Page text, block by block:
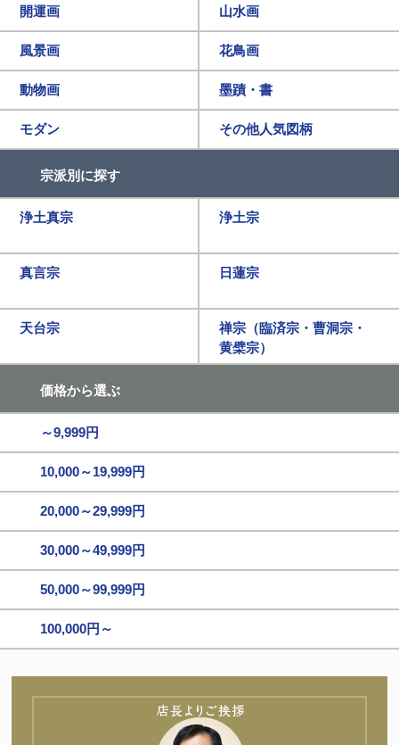
開運画 山水画
風景画 花鳥画
動物画 墨蹟・書
モダン その他人気図柄
宗派別に探す
浄土真宗 浄土宗
真言宗 日蓮宗
天台宗
禅宗（臨済宗・曹洞宗・
黄檗宗）
価格から選ぶ
～9,999円
10,000～19,999円
20,000～29,999円
30,000～49,999円
50,000～99,999円
100,000円～